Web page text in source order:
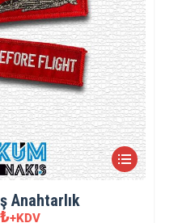
Anahtarlık
₺+KDV